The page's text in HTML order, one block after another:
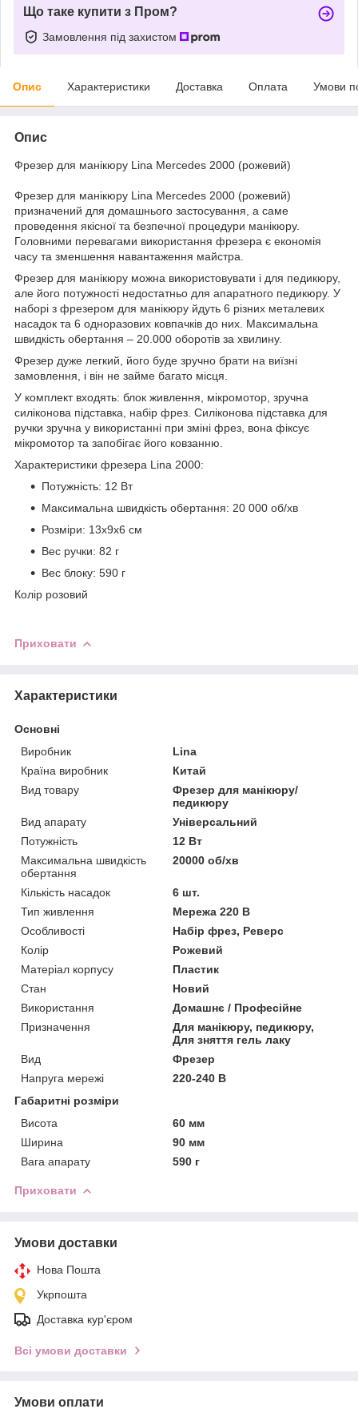
Що таке купити з Пром?
Замовлення під захистом
Опис Характеристики Доставка Оплата Умови
Опис
Фрезер для манікюру Lina Mercedes 2000 (рожевий)
Фрезер для манікюру Lina Mercedes 2000 (рожевий)
призначений для домашнього застосування, а саме
проведення якісної та безпечної процедури манікюру.
Головними перевагами використання фрезера є економія
часу та зменшення навантаження майстра.
Фрезер для манікюру можна використовувати і для педикюру,
але його потужності недостатньо для апаратного педикюру. У
наборі з фрезером для манікюру йдуть 6 різних металевих
насадок та 6 одноразових ковпачків до них. Максимальна
швидкість обертання – 20.000 оборотів за хвилину.
Фрезер дуже легкий, його буде зручно брати на виїзні
замовлення, і він не займе багато місця.
У комплект входять: блок живлення, мікромотор, зручна
силіконова підставка, набір фрез. Силіконова підставка для
ручки зручна у використанні при зміні фрез, вона фіксує
мікромотор та запобігає його ковзанню.
Характеристики фрезера Lina 2000:
Потужність: 12 Вт
Максимальна швидкість обертання: 20 000 об/хв
Розміри: 13х9х6 см
Вес ручки: 82 г
Вес блоку: 590 г
Колір розовий
Приховати
Характеристики
Основні
Виробник
Lina
Країна виробник
Китай
Вид товару
Фрезер для манікюру/
педикюру
Вид апарату
Універсальний
Потужність
12 Вт
Максимальна швидкість
обертання
20000 об/хв
Кількість насадок
6 шт.
Тип живлення
Мережа 220 В
Особливості
Набір фрез, Реверс
Колір
Рожевий
Матеріал корпусу
Пластик
Стан
Новий
Використання
Домашнє / Професійне
Призначення
Для манікюру, педикюру,
Для зняття гель лаку
Вид
Фрезер
Напруга мережі
220-240 В
Габаритні розміри
Висота
60 мм
Ширина
90 мм
Вага апарату
590 г
Приховати
Умови доставки
Нова Пошта
Укрпошта
Доставка кур'єром
Всі умови доставки
Умови оплати